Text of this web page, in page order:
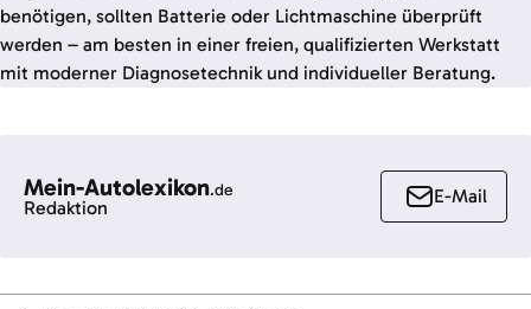
benötigen, sollten Batterie oder Lichtmaschine überprüft
werden – am besten in einer freien, qualifizierten Werkstatt
mit moderner Diagnosetechnik und individueller Beratung.
Mein-Autolexikon.de
Redaktion
E-Mail